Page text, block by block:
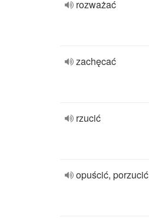
rozważać
zachęcać
rzucić
opuścić, porzucić